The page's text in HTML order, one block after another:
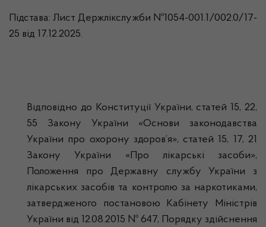
Підстава: Лист Держлікслужби №1054-001.1/002.0/17-
25 від 17.12.2025.
Відповідно до Конституції України, статей 15, 22,
55 Закону України «Основи законодавства
України про охорону здоров’я», статей 15, 17, 21
Закону України «Про лікарські засоби»,
Положення про Державну службу України з
лікарських засобів та контролю за наркотиками,
затвердженого постановою Кабінету Міністрів
України від 12.08.2015 № 647, Порядку здійснення